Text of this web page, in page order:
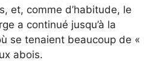
et, comme d’habitude, le
a continué jusqu’à la
se tenaient beaucoup de «
abois.